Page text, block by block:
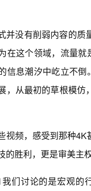
并没有削弱内容的质
在这个领域，流量
信息潮汐中屹立不
，从最初的草根模
视频，感受到那种
的胜利，更是审美主
们讨论的是宏观的